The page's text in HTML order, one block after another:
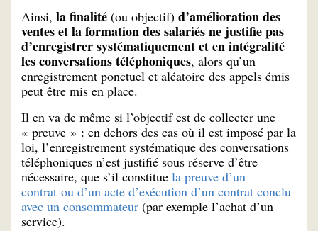
Ainsi, la finalité (ou objectif) d’amélioration des
ventes et la formation des salariés ne justifie pas
d’enregistrer systématiquement et en intégralité
les conversations téléphoniques, alors qu’un
enregistrement ponctuel et aléatoire des appels émis
peut être mis en place.
Il en va de même si l’objectif est de collecter une
« preuve » : en dehors des cas où il est imposé par la
loi, l’enregistrement systématique des conversations
téléphoniques n’est justifié sous réserve d’être
nécessaire, que s’il constitue la preuve d’un
contrat ou d’un acte d’exécution d’un contrat conclu
avec un consommateur (par exemple l’achat d’un
service).